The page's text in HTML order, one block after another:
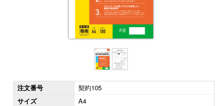
注文番号
契約105
サイズ
A4